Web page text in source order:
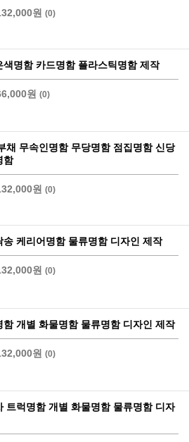
원 (0)
색명함 카드명함 플라스틱명함 제작
원 (0)
채 무속인명함 무당명함 점집명함 신당
함
원 (0)
송 케리어명함 물류명함 디자인 제작
원 (0)
함 개별 화물명함 물류명함 디자인 제작
원 (0)
트럭명함 개별 화물명함 물류명함 디자